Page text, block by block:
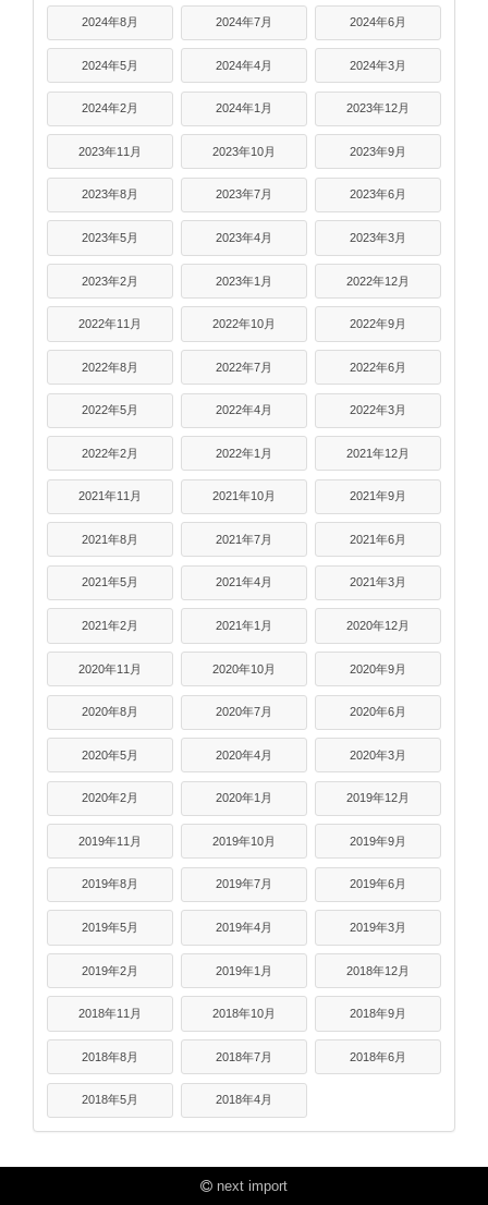
2024年8月 2024年7月 2024年6月
2024年5月 2024年4月 2024年3月
2024年2月 2024年1月 2023年12月
2023年11月 2023年10月 2023年9月
2023年8月 2023年7月 2023年6月
2023年5月 2023年4月 2023年3月
2023年2月 2023年1月 2022年12月
2022年11月 2022年10月 2022年9月
2022年8月 2022年7月 2022年6月
2022年5月 2022年4月 2022年3月
2022年2月 2022年1月 2021年12月
2021年11月 2021年10月 2021年9月
2021年8月 2021年7月 2021年6月
2021年5月 2021年4月 2021年3月
2021年2月 2021年1月 2020年12月
2020年11月 2020年10月 2020年9月
2020年8月 2020年7月 2020年6月
2020年5月 2020年4月 2020年3月
2020年2月 2020年1月 2019年12月
2019年11月 2019年10月 2019年9月
2019年8月 2019年7月 2019年6月
2019年5月 2019年4月 2019年3月
2019年2月 2019年1月 2018年12月
2018年11月 2018年10月 2018年9月
2018年8月 2018年7月 2018年6月
2018年5月 2018年4月
next import